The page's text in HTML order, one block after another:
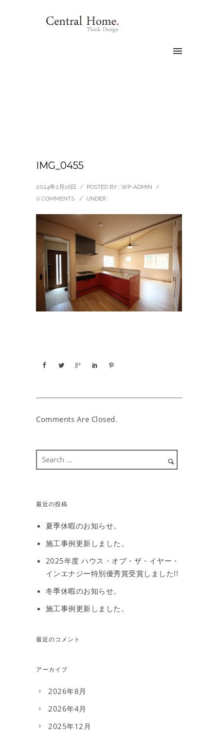
IMG_0455
2024年2月16日 / POSTED BY : WP-ADMIN /
0 COMMENTS
/ UNDER :
Comments Are Closed.
最近の投稿
夏季休暇のお知らせ。
施工事例更新しました。
2025年度 ハウス・オブ・ザ・イヤー・
インエナジー特別優秀賞受賞しました!!
冬季休暇のお知らせ。
施工事例更新しました。
最近のコメント
アーカイブ
2026年8月
2026年4月
2025年12月